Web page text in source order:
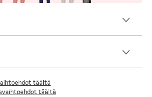
täältä
täältä